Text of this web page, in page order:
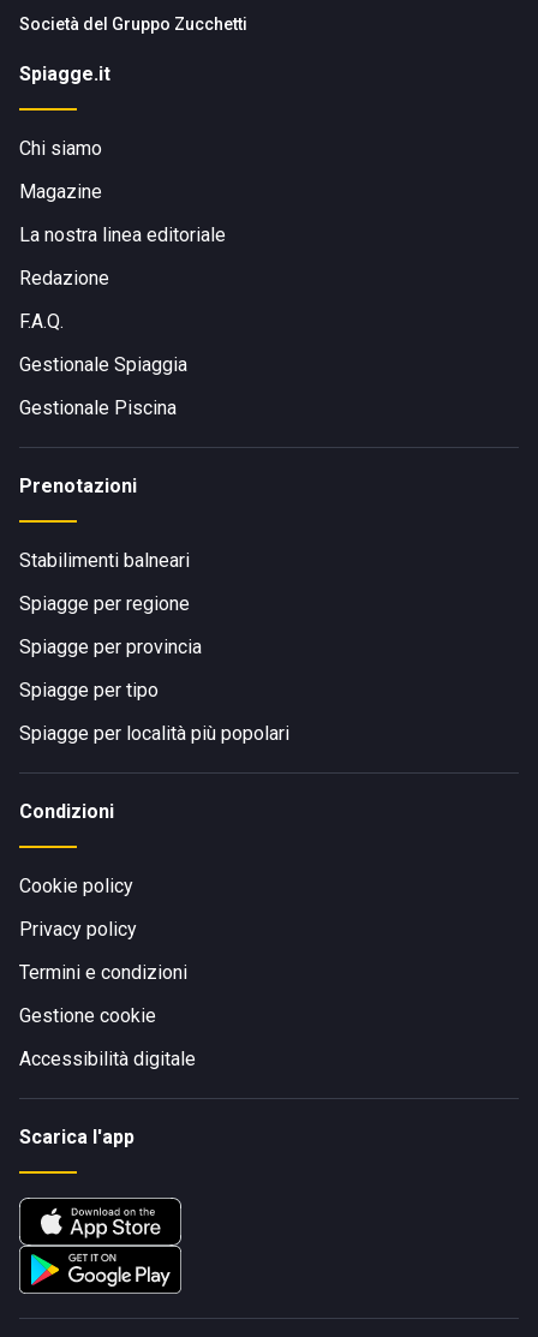
Società del Gruppo Zucchetti
Spiagge.it
Chi siamo
Magazine
La nostra linea editoriale
Redazione
F.A.Q.
Gestionale Spiaggia
Gestionale Piscina
Prenotazioni
Stabilimenti balneari
Spiagge per regione
Spiagge per provincia
Spiagge per tipo
Spiagge per località più popolari
Condizioni
Cookie policy
Privacy policy
Termini e condizioni
Gestione cookie
Accessibilità digitale
Scarica l'app